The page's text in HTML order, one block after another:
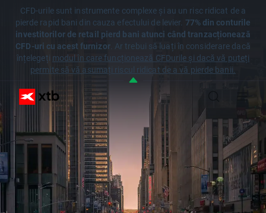
CFD-urile sunt instrumente complexe și au un risc ridicat de a
pierde rapid bani din cauza efectului de levier. 77% din conturile
investitorilor de retail pierd bani atunci când tranzacționează
CFD-uri cu acest furnizor. Ar trebui să luați în considerare dacă
înțelegeți modul în care funcționează CFDurile și dacă vă puteți
permite să vă asumați riscul ridicat de a vă pierde banii.